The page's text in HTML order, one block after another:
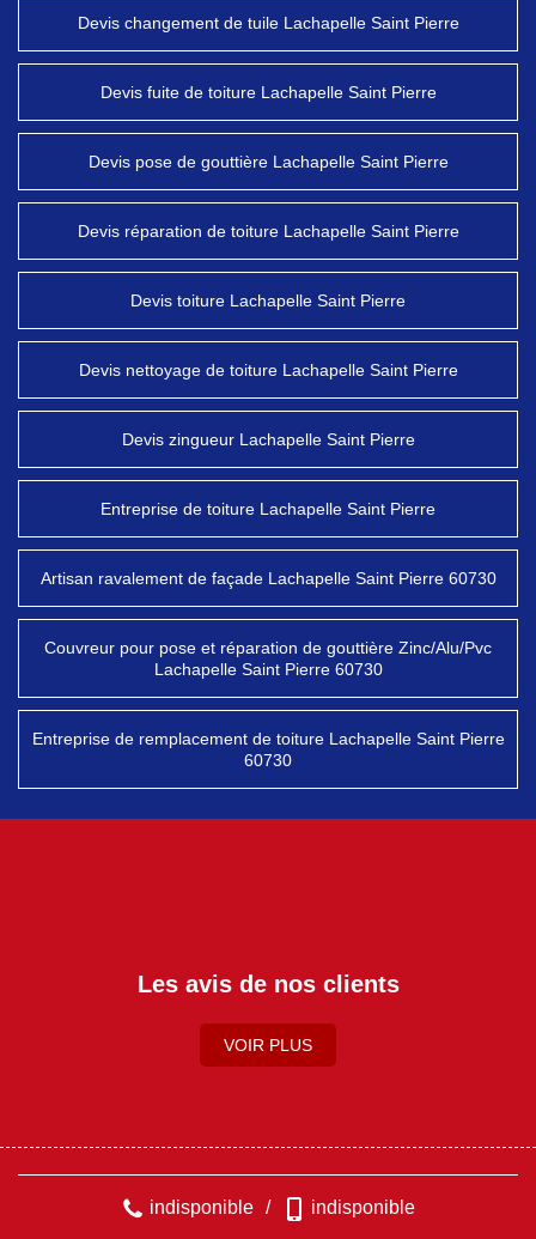
Devis changement de tuile Lachapelle Saint Pierre
Devis fuite de toiture Lachapelle Saint Pierre
Devis pose de gouttière Lachapelle Saint Pierre
Devis réparation de toiture Lachapelle Saint Pierre
Devis toiture Lachapelle Saint Pierre
Devis nettoyage de toiture Lachapelle Saint Pierre
Devis zingueur Lachapelle Saint Pierre
Entreprise de toiture Lachapelle Saint Pierre
Artisan ravalement de façade Lachapelle Saint Pierre 60730
Couvreur pour pose et réparation de gouttière Zinc/Alu/Pvc
Lachapelle Saint Pierre 60730
Entreprise de remplacement de toiture Lachapelle Saint Pierre
60730
Les avis de nos clients
VOIR PLUS
indisponible / indisponible